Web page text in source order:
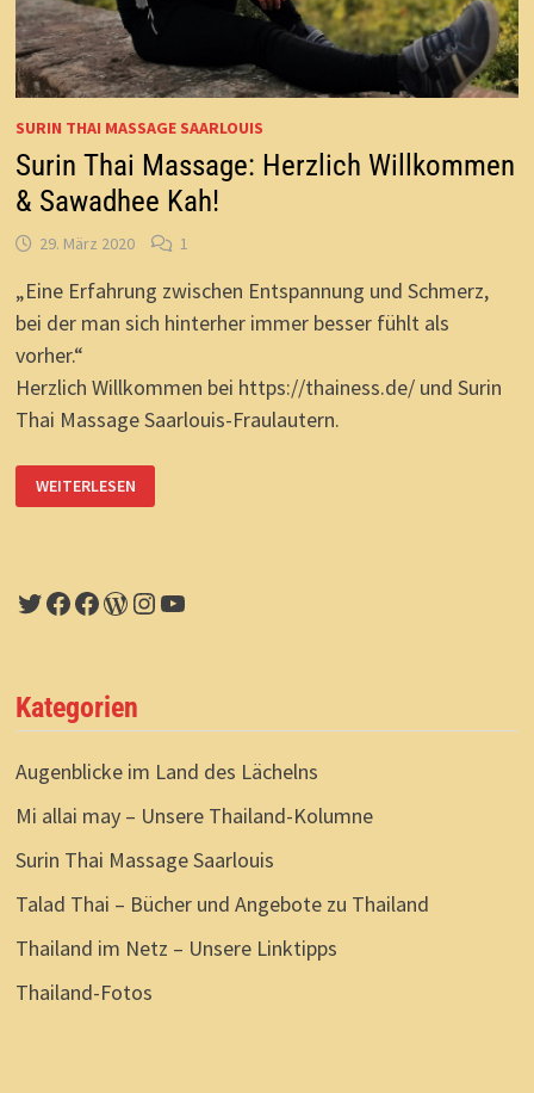
SURIN THAI MASSAGE SAARLOUIS
Surin Thai Massage: Herzlich Willkommen
& Sawadhee Kah!
29. März 2020 1
„Eine Erfahrung zwischen Entspannung und Schmerz,
bei der man sich hinterher immer besser fühlt als
vorher.“
Herzlich Willkommen bei https://thainess.de/ und Surin
Thai Massage Saarlouis-Fraulautern.
THAI
MASSAGE:
KAH!
WEITERLESEN
Twitter
Facebook
Facebook
WordPress
Instagram
YouTube
Kategorien
Augenblicke im Land des Lächelns
Mi allai may – Unsere Thailand-Kolumne
Surin Thai Massage Saarlouis
Talad Thai – Bücher und Angebote zu Thailand
Thailand im Netz – Unsere Linktipps
Thailand-Fotos